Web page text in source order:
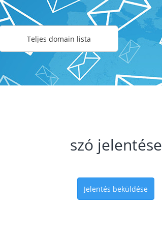
Teljes domain lista
szó jelentése
Jelentés beküldése